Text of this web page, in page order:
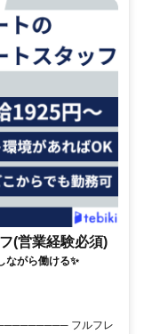
(営業経験必須)
ながら働ける✨
フルフレ